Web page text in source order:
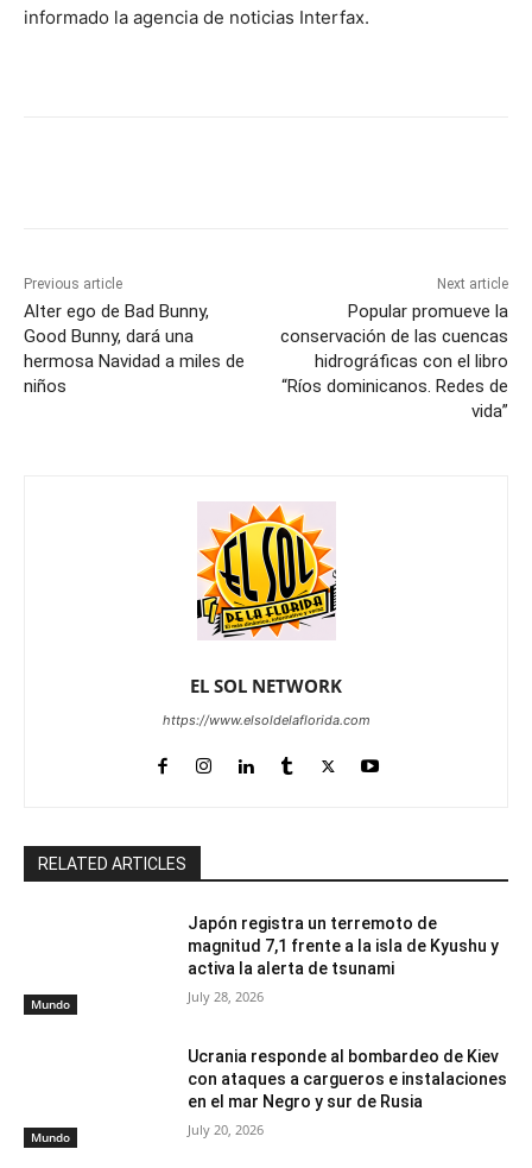
informado la agencia de noticias Interfax.
Previous article
Alter ego de Bad Bunny,
Good Bunny, dará una
hermosa Navidad a miles de
niños
Next article
Popular promueve la
conservación de las cuencas
hidrográficas con el libro
“Ríos dominicanos. Redes de
vida”
EL SOL NETWORK
https://www.elsoldelaflorida.com
RELATED ARTICLES
Mundo
Japón registra un terremoto de
magnitud 7,1 frente a la isla de Kyushu y
activa la alerta de tsunami
July 28, 2026
Mundo
Ucrania responde al bombardeo de Kiev
con ataques a cargueros e instalaciones
en el mar Negro y sur de Rusia
July 20, 2026